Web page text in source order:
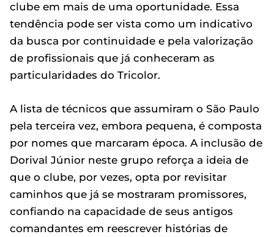
clube em mais de uma oportunidade. Essa
tendência pode ser vista como um indicativo
da busca por continuidade e pela valorização
de profissionais que já conheceram as
particularidades do Tricolor.
A lista de técnicos que assumiram o São Paulo
pela terceira vez, embora pequena, é composta
por nomes que marcaram época. A inclusão de
Dorival Júnior neste grupo reforça a ideia de
que o clube, por vezes, opta por revisitar
caminhos que já se mostraram promissores,
confiando na capacidade de seus antigos
comandantes em reescrever histórias de